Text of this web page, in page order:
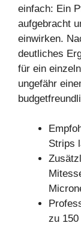
einfach: Ein
aufgebracht
einwirken.
deutliches
für ein
ungefähr
Strips
zu 150